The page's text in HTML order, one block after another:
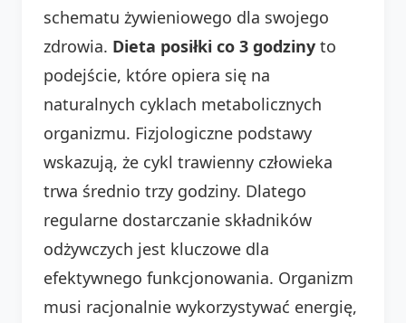
schematu żywieniowego dla swojego
zdrowia. Dieta posiłki co 3 godziny to
podejście, które opiera się na
naturalnych cyklach metabolicznych
organizmu. Fizjologiczne podstawy
wskazują, że cykl trawienny człowieka
trwa średnio trzy godziny. Dlatego
regularne dostarczanie składników
odżywczych jest kluczowe dla
efektywnego funkcjonowania. Organizm
musi racjonalnie wykorzystywać energię,